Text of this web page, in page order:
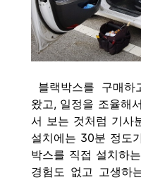
블랙박스를 구매하
왔고, 일정을 조율해
서 보는 것처럼 기사
설치에는 30분 정도
박스를 직접 설치하
경험도 없고 고생하